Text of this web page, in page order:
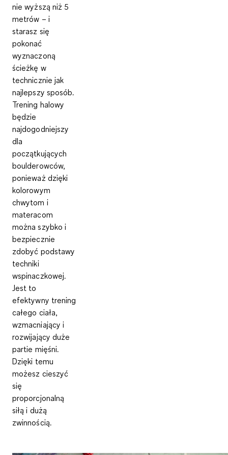
nie wyższą niż 5
metrów – i
starasz się
pokonać
wyznaczoną
ścieżkę w
technicznie jak
najlepszy sposób.
Trening halowy
będzie
najdogodniejszy
dla
początkujących
boulderowców,
ponieważ dzięki
kolorowym
chwytom i
materacom
można szybko i
bezpiecznie
zdobyć podstawy
techniki
wspinaczkowej.
Jest to
efektywny trening
całego ciała,
wzmacniający i
rozwijający duże
partie mięśni.
Dzięki temu
możesz cieszyć
się
proporcjonalną
siłą i dużą
zwinnością.